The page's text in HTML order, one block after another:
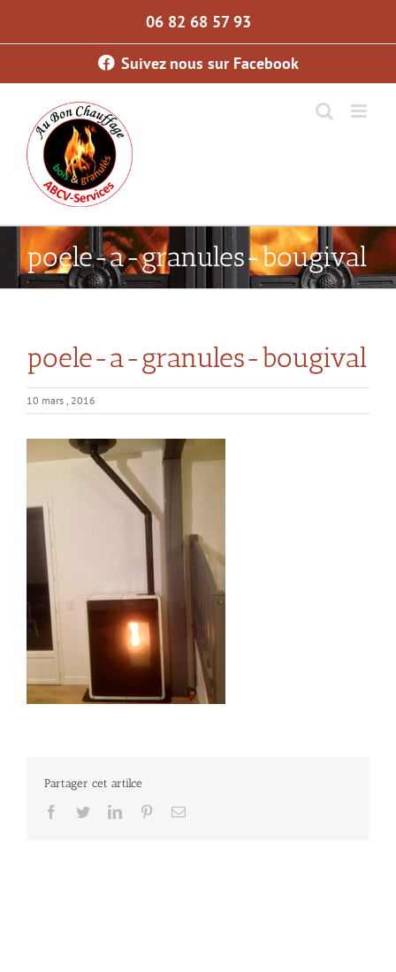
06 82 68 57 93
Suivez nous sur Facebook
poele-a-granules-bougival
poele-a-granules-bougival
10 mars , 2016
Partager cet artilce
Facebook
TwitterLinkedInPinterestEmail